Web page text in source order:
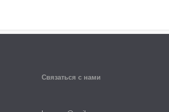
Связаться с нами